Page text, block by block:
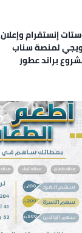
بوستات إنستقرام وإعلان
لمنصة سناب
براند عطور